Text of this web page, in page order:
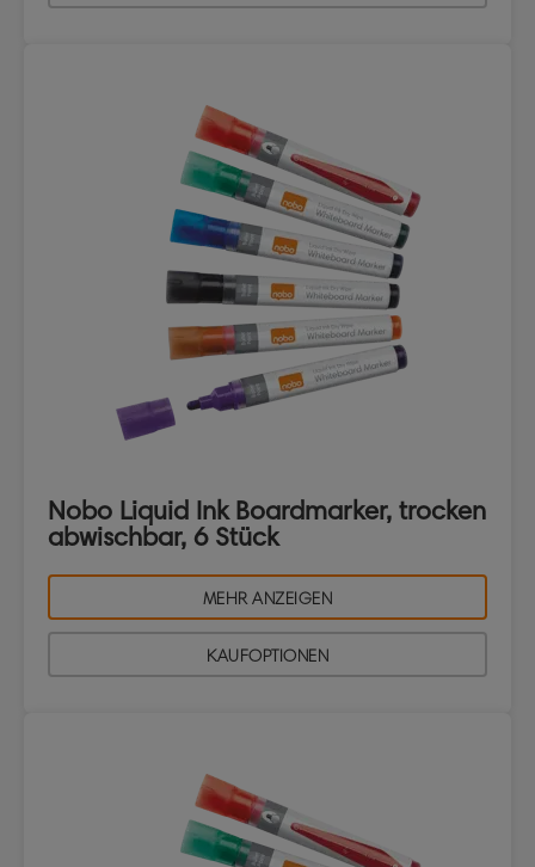
Nobo Liquid Ink Boardmarker, trocken
abwischbar, 6 Stück
MEHR ANZEIGEN
KAUFOPTIONEN